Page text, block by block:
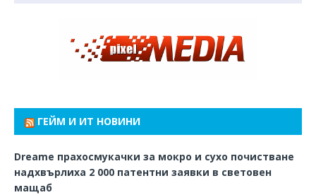
ГЕЙМ И ИТ НОВИНИ
Dreame прахосмукачки за мокро и сухо почистване
надхвърлиха 2 000 патентни заявки в световен
мащаб